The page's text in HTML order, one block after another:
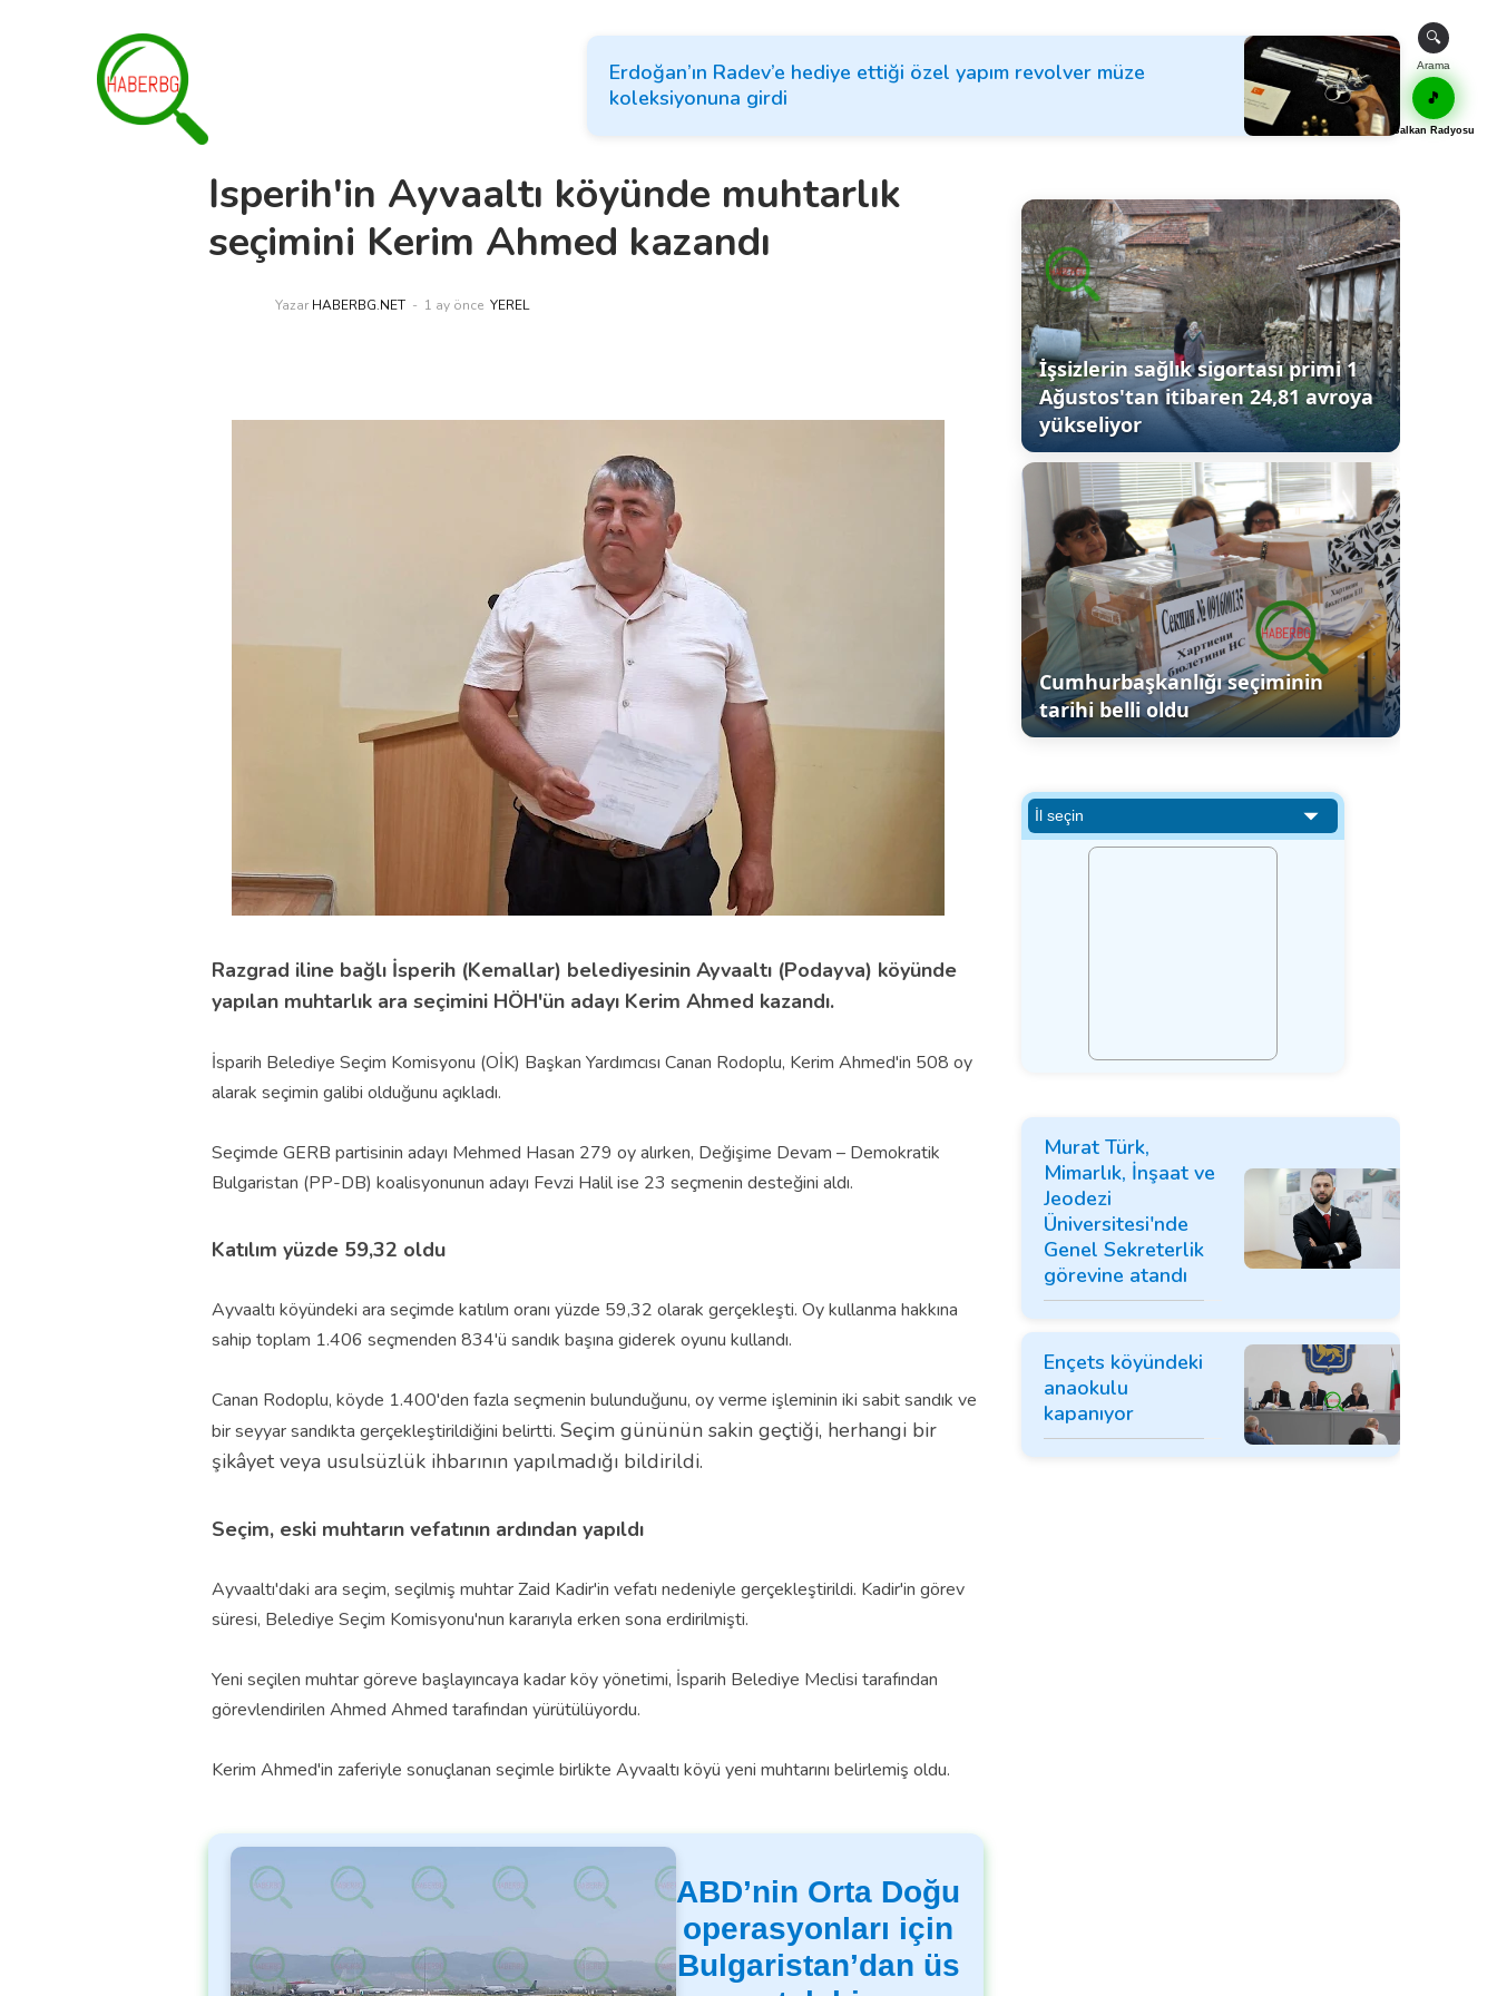
Erdoğan’ın Radev’e hediye ettiği özel yapım revolver müze
koleksiyonuna girdi
İsperih'in Ayvaaltı köyünde muhtarlık
seçimini Kerim Ahmed kazandı
Yazar HABERBG.NET 1 ay önce YEREL
Razgrad iline bağlı İsperih (Kemallar) belediyesinin Ayvaaltı (Podayva) köyünde
yapılan muhtarlık ara seçimini HÖH'ün adayı Kerim Ahmed kazandı.
İsparih Belediye Seçim Komisyonu (OİK) Başkan Yardımcısı Canan Rodoplu, Kerim Ahmed'in 508 oy
alarak seçimin galibi olduğunu açıkladı.
Seçimde GERB partisinin adayı Mehmed Hasan 279 oy alırken, Değişime Devam – Demokratik
Bulgaristan (PP-DB) koalisyonunun adayı Fevzi Halil ise 23 seçmenin desteğini aldı.
Katılım yüzde 59,32 oldu
Ayvaaltı köyündeki ara seçimde katılım oranı yüzde 59,32 olarak gerçekleşti. Oy kullanma hakkına
sahip toplam 1.406 seçmenden 834'ü sandık başına giderek oyunu kullandı.
Canan Rodoplu, köyde 1.400'den fazla seçmenin bulunduğunu, oy verme işleminin iki sabit sandık ve
bir seyyar sandıkta gerçekleştirildiğini belirtti. Seçim gününün sakin geçtiği, herhangi bir
şikâyet veya usulsüzlük ihbarının yapılmadığı bildirildi.
Seçim, eski muhtarın vefatının ardından yapıldı
Ayvaaltı'daki ara seçim, seçilmiş muhtar Zaid Kadir'in vefatı nedeniyle gerçekleştirildi. Kadir'in görev
süresi, Belediye Seçim Komisyonu'nun kararıyla erken sona erdirilmişti.
Yeni seçilen muhtar göreve başlayıncaya kadar köy yönetimi, İsparih Belediye Meclisi tarafından
görevlendirilen Ahmed Ahmed tarafından yürütülüyordu.
Kerim Ahmed'in zaferiyle sonuçlanan seçimle birlikte Ayvaaltı köyü yeni muhtarını belirlemiş oldu.
ABD’nin Orta Doğu
operasyonları için
Bulgaristan’dan üs
İşsizlerin sağlık sigortası primi 1
Ağustos'tan itibaren 24,81 avroya
yükseliyor
Cumhurbaşkanlığı seçiminin
tarihi belli oldu
Murat Türk,
Mimarlık, İnşaat ve
Jeodezi
Üniversitesi'nde
Genel Sekreterlik
görevine atandı
Ençets köyündeki
anaokulu
kapanıyor
🔍
Arama
🎵
Balkan Radyosu